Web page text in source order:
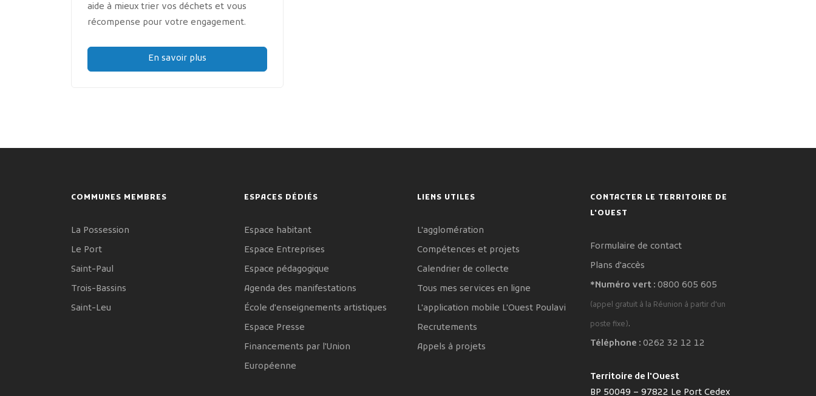
aide à mieux trier vos déchets et vous
récompense pour votre engagement.
En savoir plus
COMMUNES MEMBRES
La Possession
Le Port
Saint-Paul
Trois-Bassins
Saint-Leu
ESPACES DÉDIÉS
Espace habitant
Espace Entreprises
Espace pédagogique
Agenda des manifestations
École d'enseignements artistiques
Espace Presse
Financements par l'Union
Européenne
LIENS UTILES
L'agglomération
Compétences et projets
Calendrier de collecte
Tous mes services en ligne
L'application mobile L'Ouest Poulavi
Recrutements
Appels à projets
CONTACTER LE TERRITOIRE DE
L'OUEST
Formulaire de contact
Plans d'accès
*Numéro vert : 0800 605 605
(appel gratuit à la Réunion à partir d'un
poste fixe).
Téléphone : 0262 32 12 12
Territoire de l'Ouest
BP 50049 – 97822 Le Port Cedex